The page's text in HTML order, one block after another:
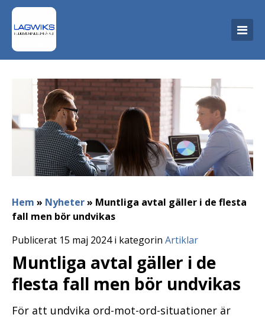
Hem » Nyheter» Muntliga avtal gäller i de flesta
fall men bör undvikas
Publicerat 15 maj 2024 i kategorin Artiklar
Muntliga avtal gäller i de
flesta fall men bör undvikas
För att undvika ord-mot-ord-situationer är